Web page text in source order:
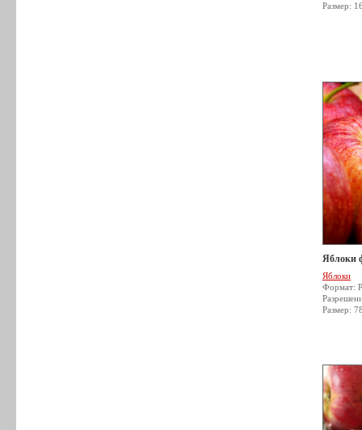
Размер:
Яблоки
Яблоки
Формат:
Размер: